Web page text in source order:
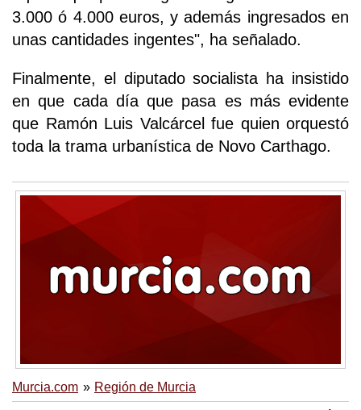
3.000 ó 4.000 euros, y además ingresados en
unas cantidades ingentes", ha señalado.
Finalmente, el diputado socialista ha insistido
en que cada día que pasa es más evidente
que Ramón Luis Valcárcel fue quien orquestó
toda la trama urbanística de Novo Carthago.
Murcia.com Región de Murcia